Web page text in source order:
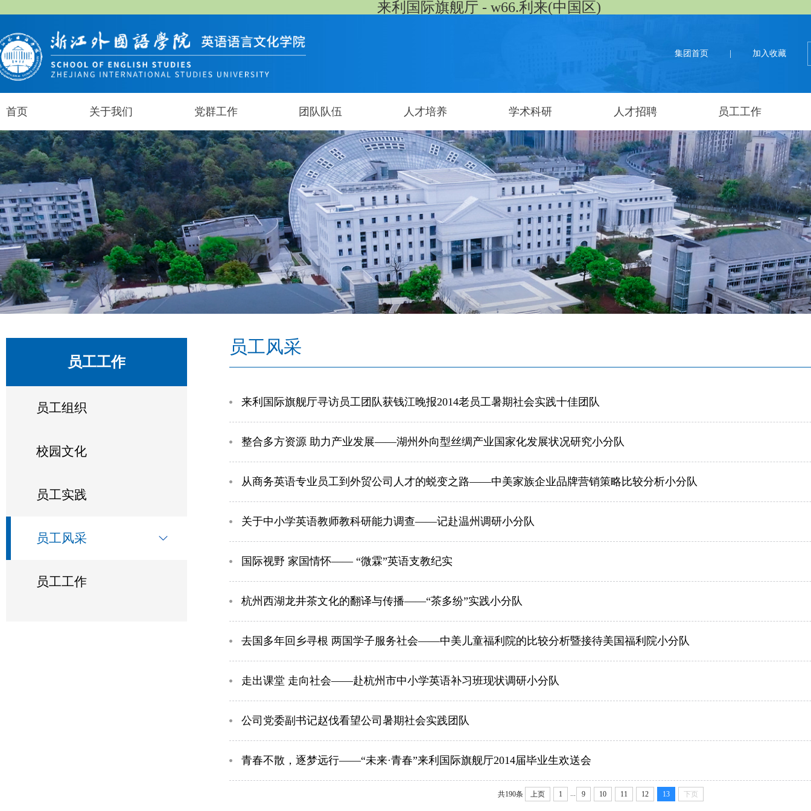
来利国际旗舰厅 - w66.利来(中国区)
集团首页 加入收藏
首页 关于我们 党群工作 团队队伍 人才培养 学术科研 人才招聘 员工工作
员工工作
员工组织
校园文化
员工实践
员工风采
员工工作
员工风采
​来利国际旗舰厅寻访员工团队获钱江晚报2014老员工暑期社会实践十佳团队
整合多方资源 助力产业发展——湖州外向型丝绸产业国家化发展状况研究小分队
从商务英语专业员工到外贸公司人才的蜕变之路——中美家族企业品牌营销策略比较分析小分队
关于中小学英语教师教科研能力调查——记赴温州调研小分队
国际视野 家国情怀—— “微霖”英语支教纪实
杭州西湖龙井茶文化的翻译与传播——“茶多纷”实践小分队
去国多年回乡寻根 两国学子服务社会——中美儿童福利院的比较分析暨接待美国福利院小分队
走出课堂 走向社会——赴杭州市中小学英语补习班现状调研小分队
公司党委副书记赵伐看望公司暑期社会实践团队
青春不散，逐梦远行——“未来·青春”来利国际旗舰厅2014届毕业生欢送会
共190条 上页 1 9 10 11 12 13 下页